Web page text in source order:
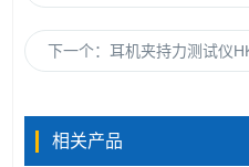
下一个： 耳机夹持力测试仪
相关产品